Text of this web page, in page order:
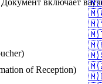
of Reception)